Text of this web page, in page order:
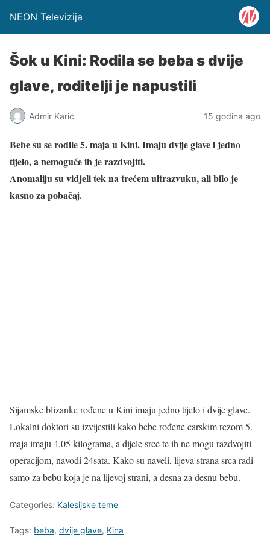
NEON Televizija
Šok u Kini: Rodila se beba s dvije
glave, roditelji je napustili
Admir Karić 15 godina ago
Bebe su se rodile 5. maja u Kini. Imaju dvije glave i jedno
tijelo, a nemoguće ih je razdvojiti.
Anomaliju su vidjeli tek na trećem ultrazvuku, ali bilo je
kasno za pobačaj.
Sijamske blizanke rođene u Kini imaju jedno tijelo i dvije glave.
Lokalni doktori su izvijestili kako bebe rođene carskim rezom 5.
maja imaju 4,05 kilograma, a dijele srce te ih ne mogu razdvojiti
operacijom, navodi 24sata. Kako su naveli, lijeva strana srca radi
samo za bebu koja je na lijevoj strani, a desna za desnu bebu.
Categories: Kalesijske teme
Tags: beba, dvije glave, Kina